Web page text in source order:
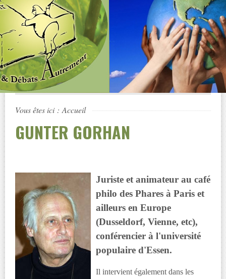
Vous êtes ici : Accueil
GUNTER GORHAN
Juriste et animateur au café
philo des Phares à Paris et
ailleurs en Europe
(Dusseldorf, Vienne, etc),
conférencier à l'université
populaire d'Essen.
Il intervient également dans les